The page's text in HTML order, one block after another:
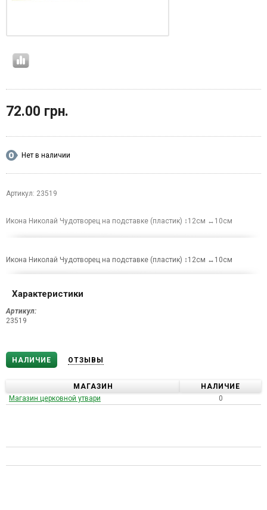
72.00 грн.
Нет в наличии
Артикул: 23519
Икона Николай Чудотворец на подставке (пластик) ↕12см ↔10см
Икона Николай Чудотворец на подставке (пластик) ↕12см ↔10см
Характеристики
Артикул:
23519
НАЛИЧИЕ ОТЗЫВЫ
МАГАЗИН
НАЛИЧИЕ
Магазин церковной утвари
0